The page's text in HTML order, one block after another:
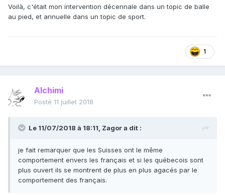
Voilà, c'était mon intervention décennale dans un topic de balle
au pied, et annuelle dans un topic de sport.
1
Alchimi
Posté 11 juillet 2018
Le 11/07/2018 à 18:11, Zagora dit :
je fait remarquer que les Suisses ont le même
comportement envers les français et si les québecois sont
plus ouvert ils se montrent de plus en plus agacés par le
comportement des français.